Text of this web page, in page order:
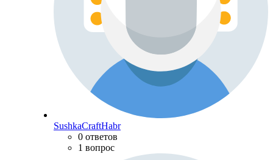
SushkaCraftHabr
0 ответов
1 вопрос